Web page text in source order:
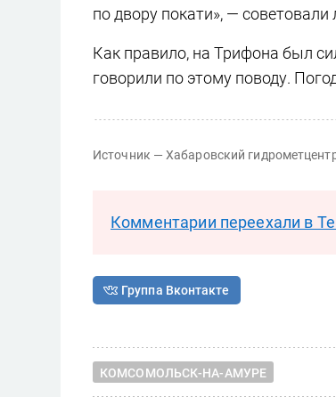
по двору покати», — советовали
Как правило, на Трифона был
говорили по этому поводу.
Источник — Хабаровский
Комментарии переехали в
Группа Вконтакте
КОМСОМОЛЬСК-НА-АМУРЕ